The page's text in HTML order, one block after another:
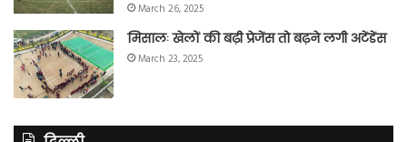
March 26, 2025
मिसालः खेलों की बढ़ी प्रेजेंस तो बढ़ने लगी अटेंडेंस
March 23, 2025